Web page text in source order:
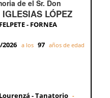
de el Sr. Don
LÓPEZ
- FORNEA
2026 a los 97 años de edad
Lourenzá - Tanatorio -